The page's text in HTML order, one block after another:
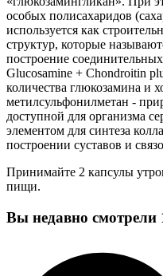
особых полисахаридов
используется как
структур, которые
построение
Glucosamine + Chondroitin
количества глюкозамина и
метилсульфонилметан -
доступной для организма
элементом для синтеза
построении суставов и
Принимайте 2 капсулы
пищи.
Вы недавно смотрели